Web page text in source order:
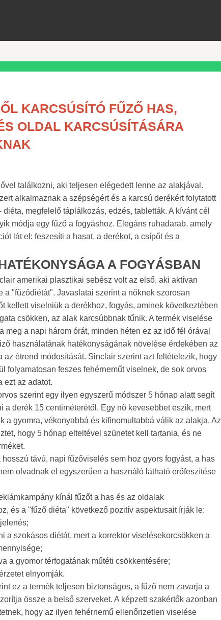
KARCSÚSÍTÓ FŰZŐ HAS,
OLDAL KARCSÚSÍTÁSÁRA
találkozni, aki teljesen elégedett lenne az alakjával.
alkalmaznak a szépségért és a karcsú derékért folytatott
diéta, megfelelő táplálkozás, edzés, tabletták. A kívánt cél
módja egy fűző a fogyáshoz. Elegáns ruhadarab, amely
lát el: feszesíti a hasat, a derékot, a csípőt és a
A FOGYÁSBAN
amerikai plasztikai sebész volt az első, aki aktívan
a "fűződiétát". Javaslatai szerint a nőknek szorosan
kellett viselniük a derékhoz, fogyás, aminek következtében
csökken, az alak karcsúbbnak tűnik. A termék viselése
meg a napi három órát, minden héten ez az idő fél órával
használatának hatékonyságának növelése érdekében az
az étrend módosítását. Sinclair szerint azt feltételezik, hogy
folyamatosan feszes fehérneműt viselnek, de sok orvos
ezt az adatot.
szerint egy ilyen egyszerű módszer 5 hónap alatt segít
a derék 15 centiméterétől. Egy nő kevesebbet eszik, mert
a gyomra, vékonyabbá és kifinomultabbá válik az alakja. Az
hogy 5 hónap elteltével szünetet kell tartania, és ne
hosszú távú, napi fűzőviselés sem hoz gyors fogyást, a has
olvadnak el egyszerűen a használó látható erőfeszítése
kínál fűzőt a has és az oldalak
és a "fűző diéta" ​​következő pozitív aspektusait írják le:
a szokásos diétát, mert a korrektor viselésekorcsökken a
a gyomor térfogatának műtéti csökkentésére;
elnyomják.
ez a termék teljesen biztonságos, a fűző nem zavarja a
össze a belső szerveket. A képzett szakértők azonban
hogy az ilyen fehérnemű ellenőrizetlen viselése